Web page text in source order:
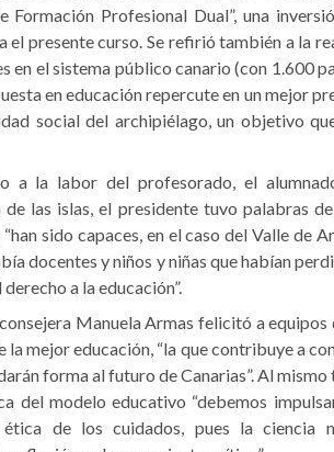
Formación Profesional Dual”, una
el presente curso. Se refirió también a la
en el sistema público canario (con 1.600
en educación repercute en un mejor
social del archipiélago, un objetivo
a la labor del profesorado, el
las islas, el presidente tuvo palabras
sido capaces, en el caso del Valle de
docentes y niños y niñas que habían
a la educación”.
Manuela Armas felicitó a
la mejor educación, “la que contribuye a
forma al futuro de Canarias”. Al
del modelo educativo “debemos
de los cuidados, pues la ciencia